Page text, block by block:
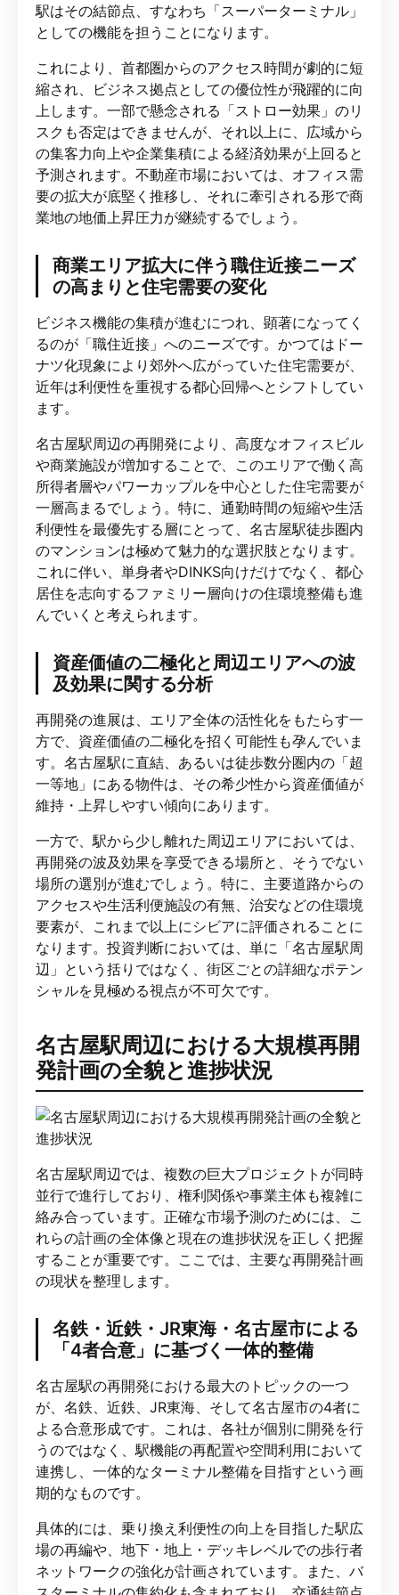
駅はその結節点、すなわち「スーパーターミナル」
としての機能を担うことになります。
これにより、首都圏からのアクセス時間が劇的に短
縮され、ビジネス拠点としての優位性が飛躍的に向
上します。一部で懸念される「ストロー効果」のリ
スクも否定はできませんが、それ以上に、広域から
の集客力向上や企業集積による経済効果が上回ると
予測されます。不動産市場においては、オフィス需
要の拡大が底堅く推移し、それに牽引される形で商
業地の地価上昇圧力が継続するでしょう。
商業エリア拡大に伴う職住近接ニーズ
の高まりと住宅需要の変化
ビジネス機能の集積が進むにつれ、顕著になってく
るのが「職住近接」へのニーズです。かつてはドー
ナツ化現象により郊外へ広がっていた住宅需要が、
近年は利便性を重視する都心回帰へとシフトしてい
ます。
名古屋駅周辺の再開発により、高度なオフィスビル
や商業施設が増加することで、このエリアで働く高
所得者層やパワーカップルを中心とした住宅需要が
一層高まるでしょう。特に、通勤時間の短縮や生活
利便性を最優先する層にとって、名古屋駅徒歩圏内
のマンションは極めて魅力的な選択肢となります。
これに伴い、単身者やDINKS向けだけでなく、都心
居住を志向するファミリー層向けの住環境整備も進
んでいくと考えられます。
資産価値の二極化と周辺エリアへの波
及効果に関する分析
再開発の進展は、エリア全体の活性化をもたらす一
方で、資産価値の二極化を招く可能性も孕んでいま
す。名古屋駅に直結、あるいは徒歩数分圏内の「超
一等地」にある物件は、その希少性から資産価値が
維持・上昇しやすい傾向にあります。
一方で、駅から少し離れた周辺エリアにおいては、
再開発の波及効果を享受できる場所と、そうでない
場所の選別が進むでしょう。特に、主要道路からの
アクセスや生活利便施設の有無、治安などの住環境
要素が、これまで以上にシビアに評価されることに
なります。投資判断においては、単に「名古屋駅周
辺」という括りではなく、街区ごとの詳細なポテン
シャルを見極める視点が不可欠です。
名古屋駅周辺における大規模再開
発計画の全貌と進捗状況
名古屋駅周辺では、複数の巨大プロジェクトが同時
並行で進行しており、権利関係や事業主体も複雑に
絡み合っています。正確な市場予測のためには、こ
れらの計画の全体像と現在の進捗状況を正しく把握
することが重要です。ここでは、主要な再開発計画
の現状を整理します。
名鉄・近鉄・JR東海・名古屋市による
「4者合意」に基づく一体的整備
名古屋駅の再開発における最大のトピックの一つ
が、名鉄、近鉄、JR東海、そして名古屋市の4者に
よる合意形成です。これは、各社が個別に開発を行
うのではなく、駅機能の再配置や空間利用において
連携し、一体的なターミナル整備を目指すという画
期的なものです。
具体的には、乗り換え利便性の向上を目指した駅広
場の再編や、地下・地上・デッキレベルでの歩行者
ネットワークの強化が計画されています。また、バ